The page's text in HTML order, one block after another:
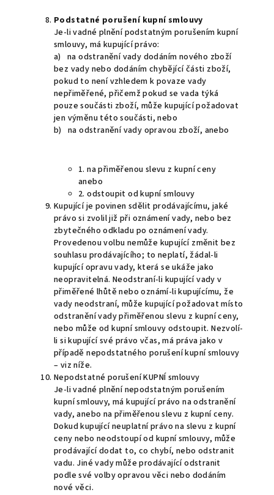
Podstatné porušení kupní smlouvy
Je-li vadné plnění podstatným porušením kupní
smlouvy, má kupující právo:
a) na odstranění vady dodáním nového zboží
bez vady nebo dodáním chybějící části zboží,
pokud to není vzhledem k povaze vady
nepřiměřené, přičemž pokud se vada týká
pouze součásti zboží, může kupující požadovat
jen výměnu této součásti, nebo
b) na odstranění vady opravou zboží, anebo
1. na přiměřenou slevu z kupní ceny
anebo
2. odstoupit od kupní smlouvy
Kupující je povinen sdělit prodávajícímu, jaké
právo si zvolil již při oznámení vady, nebo bez
zbytečného odkladu po oznámení vady.
Provedenou volbu nemůže kupující změnit bez
souhlasu prodávajícího; to neplatí, žádal-li
kupující opravu vady, která se ukáže jako
neopravitelná. Neodstraní-li kupující vady v
přiměřené lhůtě nebo oznámí-li kupujícímu, že
vady neodstraní, může kupující požadovat místo
odstranění vady přiměřenou slevu z kupní ceny,
nebo může od kupní smlouvy odstoupit. Nezvolí-
li si kupující své právo včas, má práva jako v
případě nepodstatného porušení kupní smlouvy
– viz níže.
Nepodstatné porušení KUPNÍ smlouvy
Je-li vadné plnění nepodstatným porušením
kupní smlouvy, má kupující právo na odstranění
vady, anebo na přiměřenou slevu z kupní ceny.
Dokud kupující neuplatní právo na slevu z kupní
ceny nebo neodstoupí od kupní smlouvy, může
prodávající dodat to, co chybí, nebo odstranit
vadu. Jiné vady může prodávající odstranit
podle své volby opravou věci nebo dodáním
nové věci.